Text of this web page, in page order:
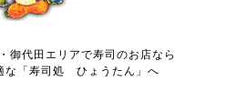
御代田エリアで寿司のお店なら
な「寿司処 ひょうたん」へ